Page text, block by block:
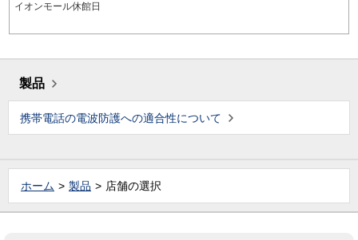
イオンモール休館日
製品
携帯電話の電波防護への適合性について
ホーム 製品 店舗の選択